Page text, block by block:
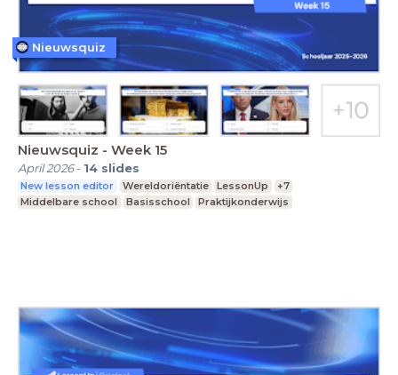
Nieuwsquiz - Week 15
April 2026- 14 slides
New lesson editor Wereldoriëntatie LessonUp
+7
Middelbare school
Basisschool Praktijkonderwijs
Nieuwsquiz